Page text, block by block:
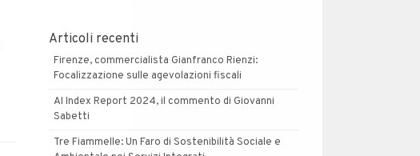
Articoli recenti
Firenze, commercialista Gianfranco Rienzi:
Focalizzazione sulle agevolazioni fiscali
AI Index Report 2024, il commento di Giovanni
Sabetti
Tre Fiammelle: Un Faro di Sostenibilità Sociale e